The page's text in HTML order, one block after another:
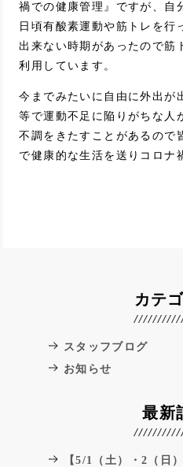
禍での健康管理』ですが、自
日頃有酸素運動や筋トレを行
出来ない時期があったので筋
利用しています。
今までみたいに自由に外出が
等で運動不足に陥りがちな人
不調をきたすことがあるので
で健康的な生活を送りコロナ
カテ
スタッフブログ
お知らせ
最新
【5/1（土）・2（日